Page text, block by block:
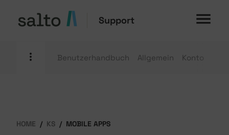
Support
Benutzerhandbuch Allgemein Konto
HOME KS MOBILE APPS